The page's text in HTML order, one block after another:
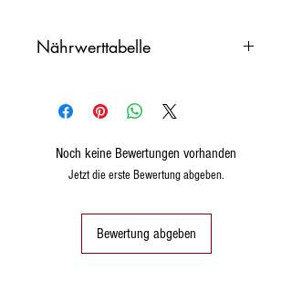
Nährwerttabelle
PROTEINE 0,1 g
VON DEM
GESÄTTIGT
g
Noch keine Bewertungen vorhanden
Jetzt die erste Bewertung abgeben.
Bewertung abgeben